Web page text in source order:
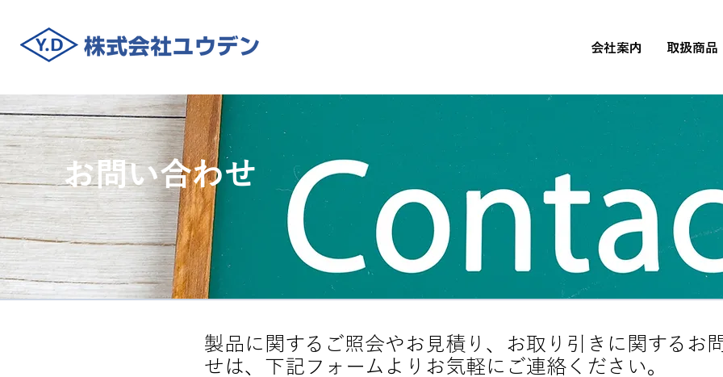
会社案内 取扱商品
お問い合わせ
製品に関するご照会やお見積り、お取り引きに関するお
せは、下記フォームよりお気軽にご連絡ください。